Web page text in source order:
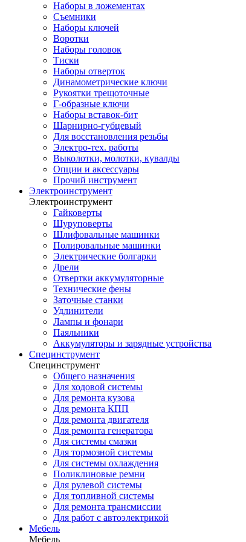
Наборы в ложементах
Съемники
Наборы ключей
Воротки
Наборы головок
Тиски
Наборы отверток
Динамометрические ключи
Рукоятки трещоточные
Г-образные ключи
Наборы вставок-бит
Шарнирно-губцевый
Для восстановления резьбы
Электро-тех. работы
Выколотки, молотки, кувалды
Опции и аксессуары
Прочий инструмент
Электроинструмент
Электроинструмент
Гайковерты
Шуруповерты
Шлифовальные машинки
Полировальные машинки
Электрические болгарки
Дрели
Отвертки аккумуляторные
Технические фены
Заточные станки
Удлинители
Лампы и фонари
Паяльники
Аккумуляторы и зарядные устройства
Специнструмент
Специнструмент
Общего назначения
Для ходовой системы
Для ремонта кузова
Для ремонта КПП
Для ремонта двигателя
Для ремонта генератора
Для системы смазки
Для тормозной системы
Для системы охлаждения
Поликлиновые ремни
Для рулевой системы
Для топливной системы
Для ремонта трансмиссии
Для работ с автоэлектрикой
Мебель
Мебель